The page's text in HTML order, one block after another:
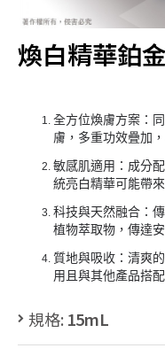
煥白精華鉑
全方位煥膚方案：
膚，多重功效疊加
敏感肌適用：成分
統亮白精華可能帶
科技與天然融合：
植物萃取物，傳達
質地與吸收：清爽
用且與其他產品搭
規格: 15mL